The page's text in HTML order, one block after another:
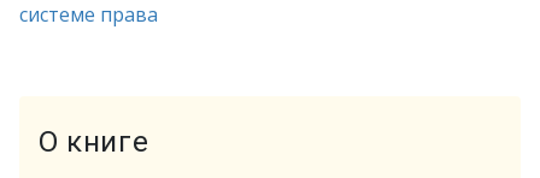
системе права
О книге